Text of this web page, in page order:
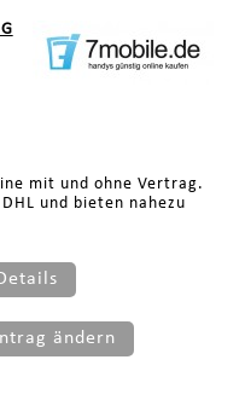
mit und ohne Vertrag.
und bieten nahezu
ändern